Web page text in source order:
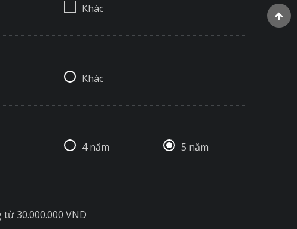
Khác
Khác
4 năm 5 năm
30.000.000 VND